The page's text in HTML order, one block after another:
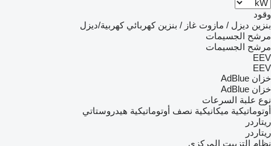
وقود
بنزين ديزل / مازوت غاز / بنزين كهربائي كهربية/ديزل
مرشح الجسيمات
مرشح الجسيمات
EEV
EEV
خزان AdBlue
خزان AdBlue
نوع علبة السرعات
أوتوماتيكية ميكانيكية نصف أوتوماتيكية هيدروستاتي
ريتاردر
ريتاردر
نظام التزييت المركزي